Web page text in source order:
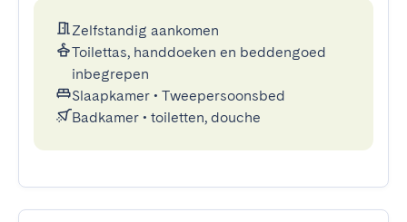
Zelfstandig aankomen
Toilettas, handdoeken en beddengoed
inbegrepen
Slaapkamer • Tweepersoonsbed
Badkamer • toiletten, douche